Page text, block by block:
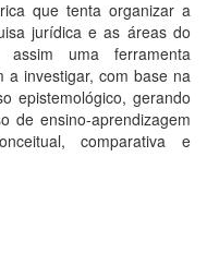
que tenta organizar a
jurídica e as áreas do
assim uma ferramenta
a investigar, com base na
epistemológico, gerando
de ensino-aprendizagem
comparativa e